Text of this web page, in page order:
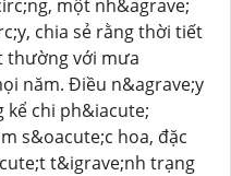
một nh&agrave;
chia sẻ rằng thời tiết
thường với mưa
năm. Điều n&agrave;y
kể chi ph&iacute;
s&oacute;c hoa, đặc
t&igrave;nh trạng